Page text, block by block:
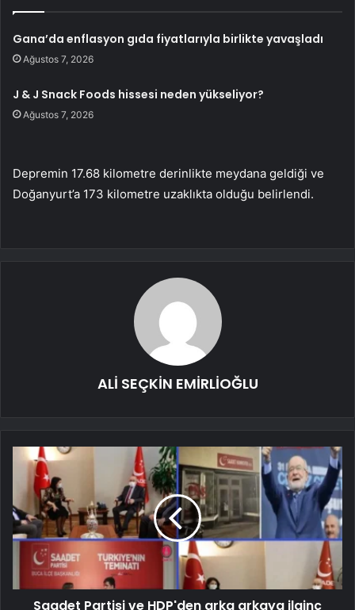
Gana’da enflasyon gıda fiyatlarıyla birlikte yavaşladı
Ağustos 7, 2026
J & J Snack Foods hissesi neden yükseliyor?
Ağustos 7, 2026
Depremin 17.68 kilometre derinlikte meydana geldiği ve
Doğanyurt’a 173 kilometre uzaklıkta olduğu belirlendi.
ALİ SEÇKİN EMİRLİOĞLU
Saadet Partisi ve HDP'den arka arkaya ilginç